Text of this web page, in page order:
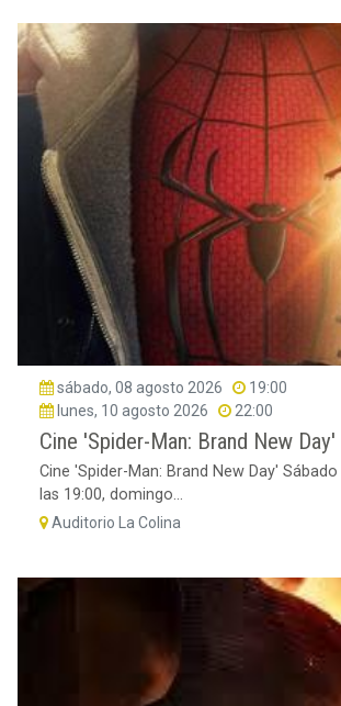
sábado, 08 agosto 2026
19:00
lunes, 10 agosto 2026
22:00
Cine 'Spider-Man: Brand New Day'
Cine 'Spider-Man: Brand New Day'
las 19:00, domingo...
Auditorio La Colina